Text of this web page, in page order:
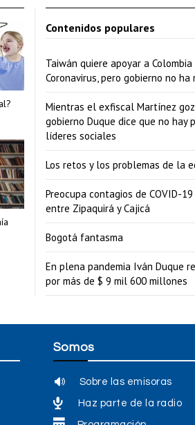
Contenidos populares
Taiwán quiere apoyar a
Coronavirus, pero gobierno no
Mientras el exfiscal Martínez
gobierno Duque dice que no
líderes sociales
Los retos y los problemas de la
Preocupa contagios de COVID-
entre Zipaquirá y Cajicá
Bogotá fantasma
En plena pandemia Iván Duque
por más de $ 9 mil 600 millones
Somos
Sobre las emisoras
Haz parte de la radio